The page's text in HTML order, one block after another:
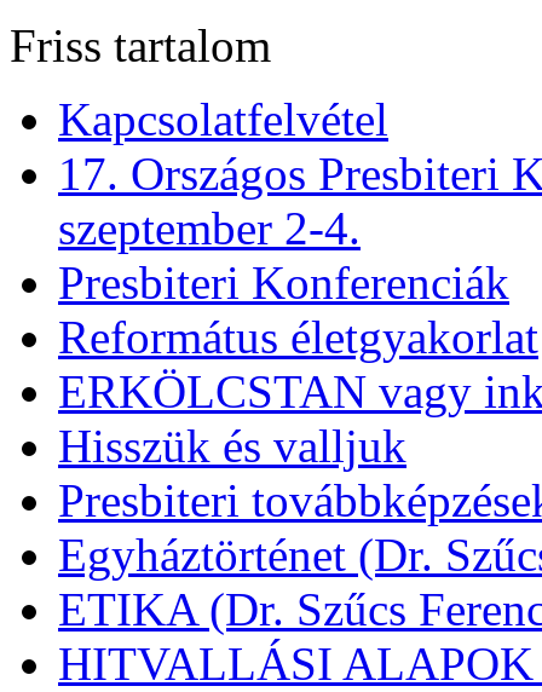
Friss tartalom
Kapcsolatfelvétel
17. Országos Presbiteri
szeptember 2-4.
Presbiteri Konferenciák
Református életgyakorlat
ERKÖLCSTAN vagy
Hisszük és valljuk
Presbiteri
Egyháztörténet (Dr.
ETIKA (Dr. Szűcs
HITVALLÁSI ALAPOK